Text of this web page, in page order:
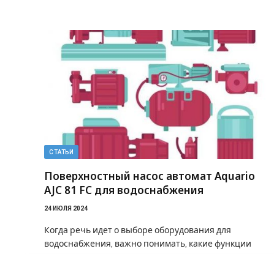
СТАТЬИ
Поверхностный насос автомат Aquario
AJC 81 FC для водоснабжения
24 ИЮЛЯ 2024
Когда речь идет о выборе оборудования для
водоснабжения, важно понимать, какие функции